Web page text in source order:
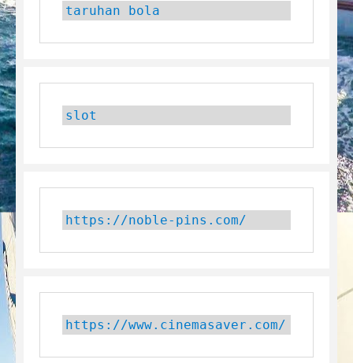
taruhan bola
slot
https://noble-pins.com/
https://www.cinemasaver.com/